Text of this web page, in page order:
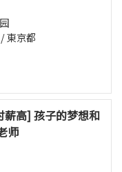
東京都
高] 孩子的梦想和
师